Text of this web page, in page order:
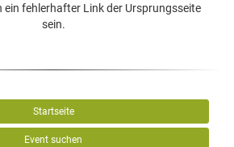
ein fehlerhafter Link der Ursprungsseite
sein.
Startseite
Event suchen